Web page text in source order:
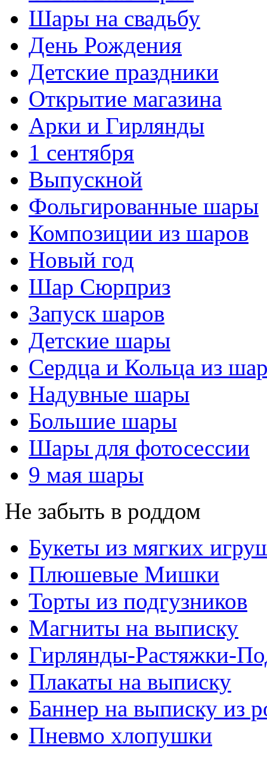
Шары на свадьбу
День Рождения
Детские праздники
Открытие магазина
Арки и Гирлянды
1 сентября
Выпускной
Фольгированные шары
Композиции из шаров
Новый год
Шар Сюрприз
Запуск шаров
Детские шары
Сердца и Кольца из
Надувные шары
Большие шары
Шары для фотосессии
9 мая шары
Не забыть в роддом
Букеты из мягких
Плюшевые Мишки
Торты из подгузников
Магниты на выписку
Гирлянды-Растяжки-
Плакаты на выписку
Баннер на выписку из
Пневмо хлопушки